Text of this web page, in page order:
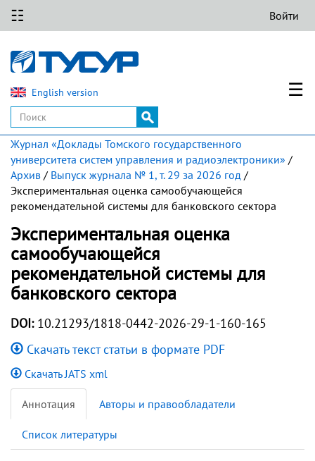
☷ Войти
English version ☰
Журнал «Доклады Томского государственного
университета систем управления и радиоэлектроники» /
Архив / Выпуск журнала № 1, т. 29 за 2026 год /
Экспериментальная оценка самообучающейся
рекомендательной системы для банковского сектора
Экспериментальная оценка
самообучающейся
рекомендательной системы для
банковского сектора
DOI:10.21293/1818-0442-2026-29-1-160-165
Скачать текст статьи в формате PDF
Скачать JATS xml
Аннотация Авторы и правообладатели
Список литературы